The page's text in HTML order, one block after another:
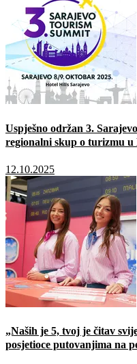
Uspješno održan 3.
regionalni skup o turizmu u
12.10.2025
„Naših je 5, tvoj je čitav
posjetioce putovanjima na